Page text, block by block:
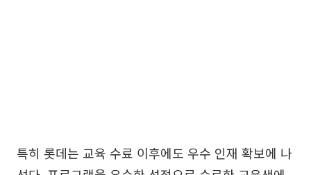
특히 롯데는 교육 수료 이후에도 우수 인재 확보에 나